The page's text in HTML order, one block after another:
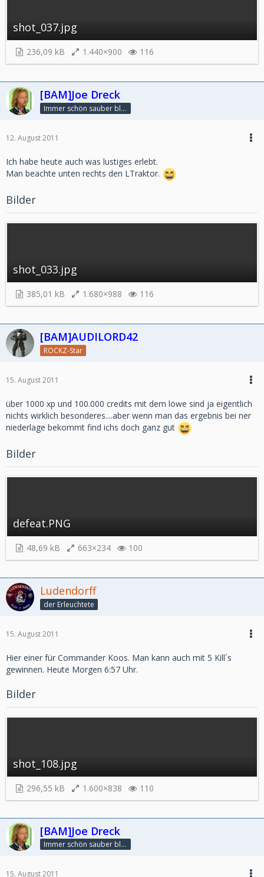
shot_037.jpg
236,09 kB 1.440×900 116
[BAM]Joe Dreck
Immer schön sauber bleiben
12. August 2011
Ich habe heute auch was lustiges erlebt.
Man beachte unten rechts den LTraktor.
Bilder
shot_033.jpg
385,01 kB 1.680×988 116
[BAM]AUDILORD42
ROCKZ-Star
15. August 2011
über 1000 xp und 100.000 credits mit dem löwe sind ja eigentlich
nichts wirklich besonderes....aber wenn man das ergebnis bei ner
niederlage bekommt find ichs doch ganz gut
Bilder
defeat.PNG
48,69 kB 663×234 100
Ludendorff
der Erleuchtete
15. August 2011
Hier einer für Commander Koos. Man kann auch mit 5 Kill´s
gewinnen. Heute Morgen 6:57 Uhr.
Bilder
shot_108.jpg
296,55 kB 1.600×838 110
[BAM]Joe Dreck
Immer schön sauber bleiben
15. August 2011